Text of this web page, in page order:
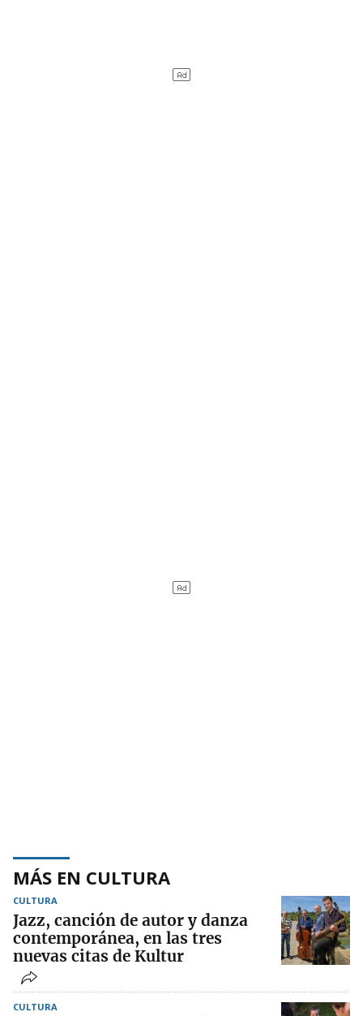
MÁS EN CULTURA
CULTURA
Jazz, canción de autor y danza
contemporánea, en las tres
nuevas citas de Kultur
CULTURA